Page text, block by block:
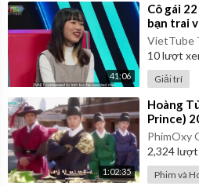
41:06
⁣Cô gái
bạn trai
Ghép
VietTube
10lượt
Giải trí
1:02:35
⁣Hoàng
Prince)
PhimOxy
2,324lượt
Phim và